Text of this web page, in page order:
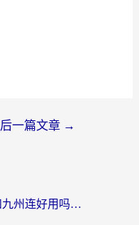
后一篇文章 →
海外党必看：Quickback和九州连好用吗？3步选对回国加速器实现无缝刷国内资源